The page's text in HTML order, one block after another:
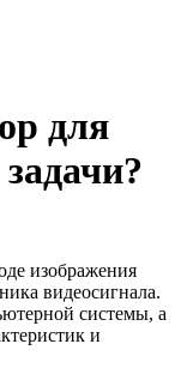
для
изображения
видеосигнала.
системы, а
и